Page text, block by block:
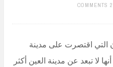
27
اقتصرت على مدينة
لا تبعد عن مدينة العين أكثر